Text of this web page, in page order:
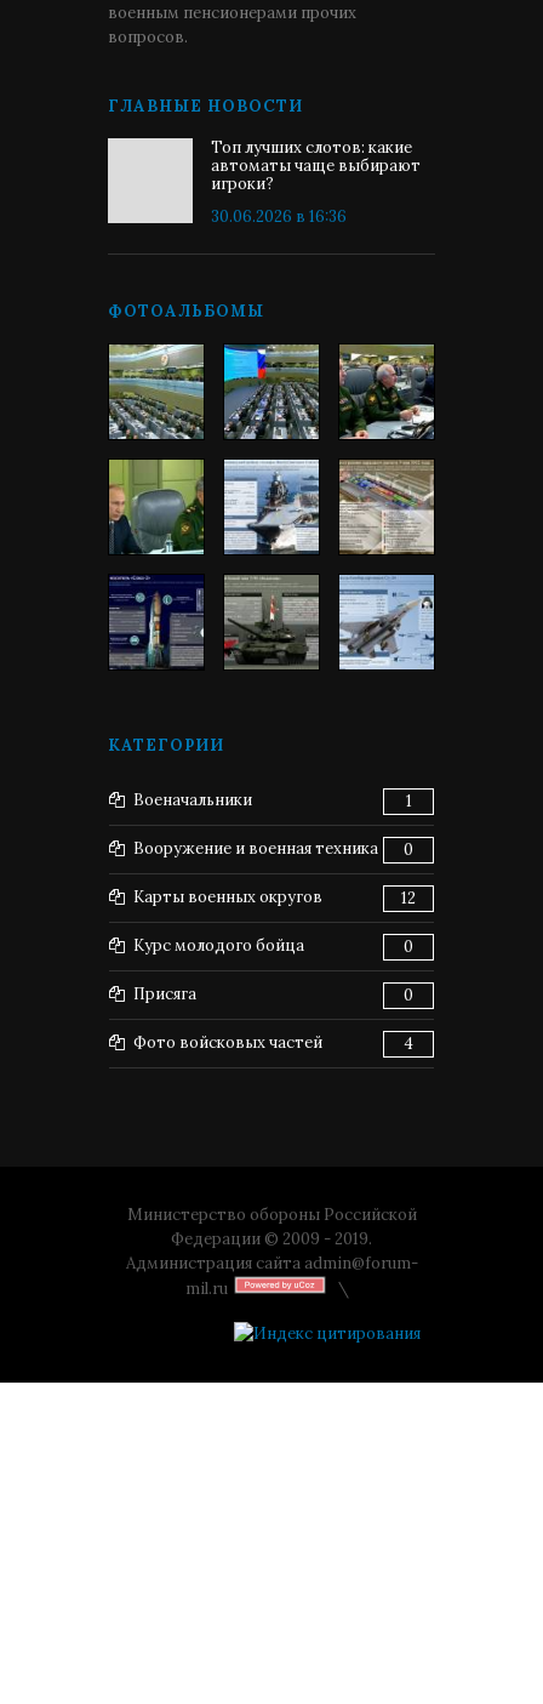
военным пенсионерами прочих
вопросов.
ГЛАВНЫЕ НОВОСТИ
Топ лучших слотов: какие
автоматы чаще выбирают
игроки?
30.06.2026 в 16:36
ФОТОАЛЬБОМЫ
КАТЕГОРИИ
Военачальники 1
Вооружение и военная техника 0
Карты военных округов 12
Курс молодого бойца 0
Присяга 0
Фото войсковых частей 4
Министерство обороны Российской
Федерации © 2009 - 2019.
Администрация сайта admin@forum-
mil.ru